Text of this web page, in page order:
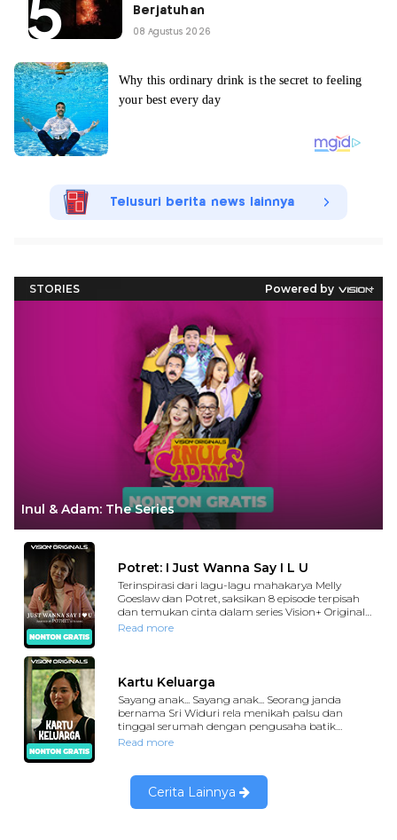
Berjatuhan
08 Agustus 2026
Telusuri berita news lainnya